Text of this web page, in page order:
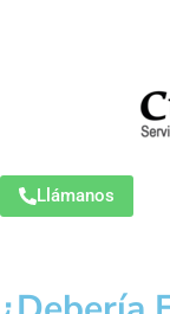
Llámanos